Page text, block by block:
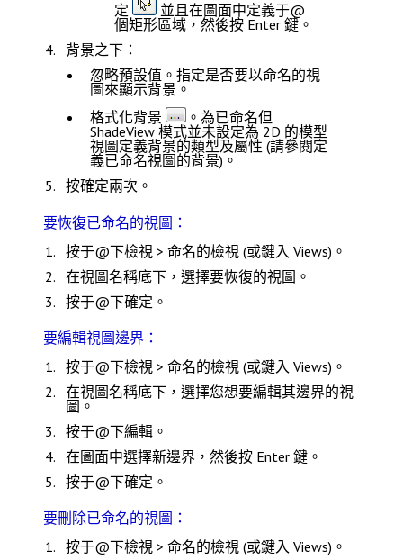
定
並且在圖面中定義于@
個矩形區域，然後按 Enter 鍵。
背景之下：
忽略預設值 。指定是否要以命名的視
圖來顯示背景。
格式化背景
。為已命名但
ShadeView 模式並未設定為 2D 的模型
視圖定義背景的類型及屬性 (請參閱定
義已命名視圖的背景)。
按確定兩次。
要恢復已命名的視圖：
按于@下檢視 > 命名的檢視 (或鍵入Views)。
在視圖名稱底下，選擇要恢復的視圖。
按于@下確定 。
要編輯視圖邊界：
按于@下檢視 > 命名的檢視 (或鍵入Views)。
在視圖名稱底下，選擇您想要編輯其邊界的視
圖。
按于@下編輯 。
在圖面中選擇新邊界，然後按 Enter 鍵。
按于@下確定 。
要刪除已命名的視圖：
按于@下檢視 > 命名的檢視 (或鍵入Views)。